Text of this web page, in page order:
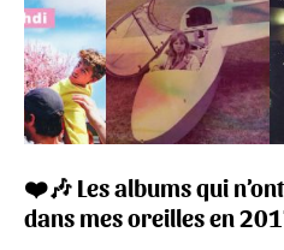
❤️🎶 Les albums qui
dans mes oreilles en